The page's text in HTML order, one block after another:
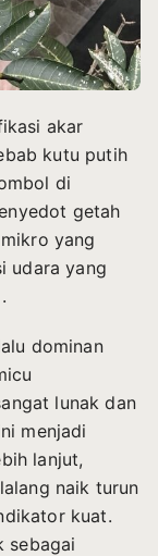
akar
kutu putih
di
getah
yang
udara yang
dominan
lunak dan
menjadi
lanjut,
naik turun
kuat.
sebagai